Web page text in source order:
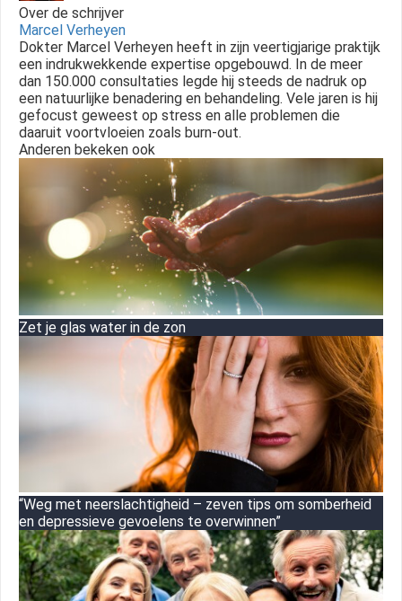
Over de schrijver
Marcel Verheyen
Dokter Marcel Verheyen heeft in zijn veertigjarige praktijk
een indrukwekkende expertise opgebouwd. In de meer
dan 150.000 consultaties legde hij steeds de nadruk op
een natuurlijke benadering en behandeling. Vele jaren is hij
gefocust geweest op stress en alle problemen die
daaruit voortvloeien zoals burn-out.
Anderen bekeken ook
Zet je glas water in de zon
“Weg met neerslachtigheid – zeven tips om somberheid
en depressieve gevoelens te overwinnen”